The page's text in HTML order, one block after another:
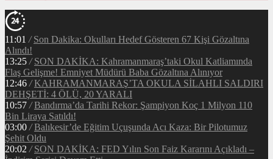
11:01 / Son Dakika: Okulları Hedef Gösteren 67 Kişi Gözaltına
Alındı!
13:25 / SON DAKİKA: Kahramanmaraş’taki Okul Katliamında
Flaş Gelişme! Emniyet Müdürü Baba Gözaltına Alınıyor
12:46 / KAHRAMANMARAŞ’TA OKULA SİLAHLI SALDIRI
DEHŞETİ: 4 ÖLÜ, 20 YARALI
10:57 / Bandırma’da Tarihi Rekor: Şampiyon Koç 1 Milyon 110
Bin Liraya Satıldı!
03:00 / Balıkesir’de Eğitim Uçuşunda Acı Kaza: Bir Pilotumuz
Şehit Oldu
20:02 / SON DAKİKA: FED Yılın Son Faiz Kararını Açıkladı –